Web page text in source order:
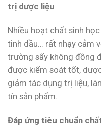
trị dược liệu
Nhiều hoạt chất sinh
tinh dầu… rất nhạy cảm
trường sấy không đồng
được kiểm soát tốt,
giảm tác dụng trị liệu,
tín sản phẩm.
Đáp ứng tiêu chuẩn